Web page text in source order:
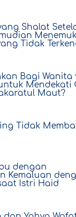
Shalat
Tidak
Bagi Wanita
Mendekati
Maut?
Tidak
dengan
Kemaluan
Istri Haid